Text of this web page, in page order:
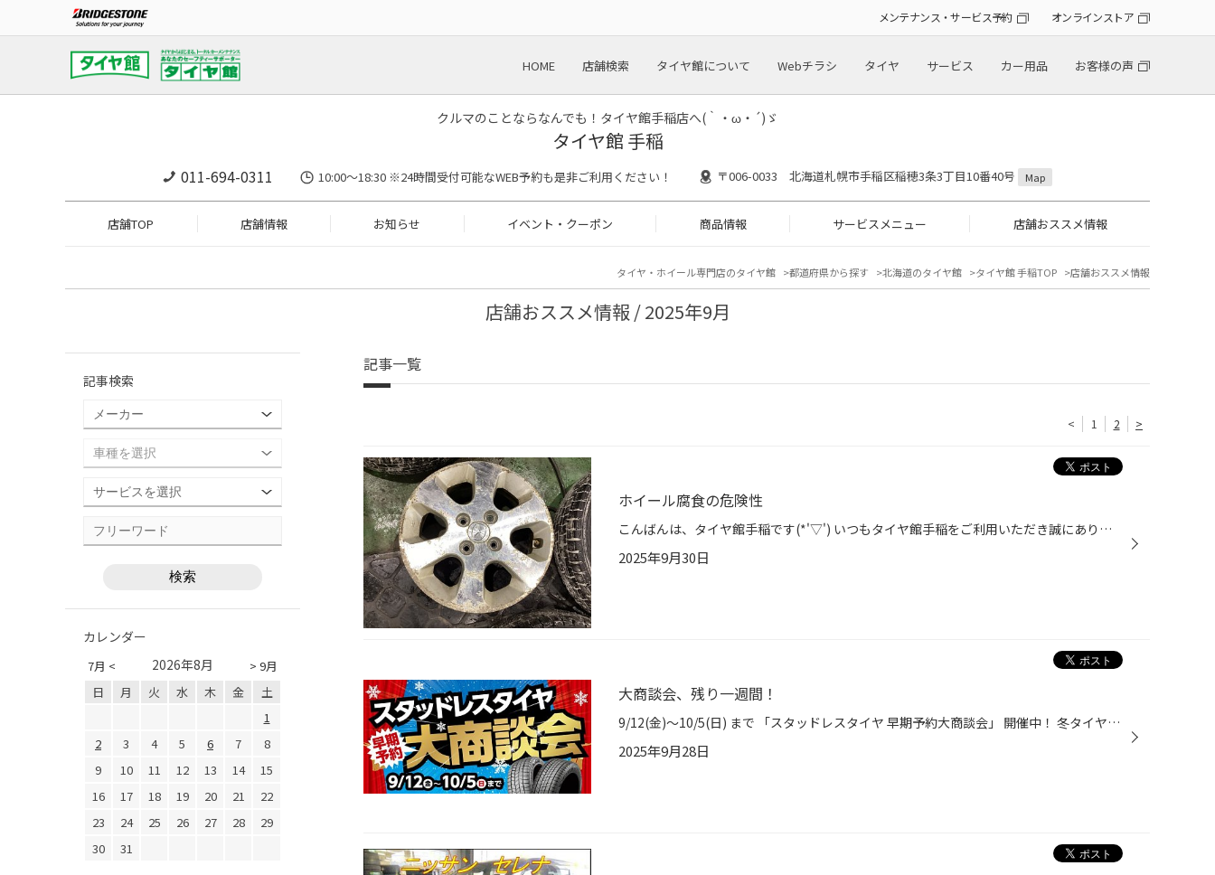
メンテナンス・サービス予約 オンラインストア
HOME 店舗検索 タイヤ館について Webチラシ タイヤ サービス カー用品 お客様の声
クルマのことならなんでも！タイヤ館手稲店へ(｀・ω・´)ゞ
タイヤ館 手稲
011-694-0311 10:00～18:30 ※24時間受付可能なWEB予約も是非ご利用ください！ 〒006-0033 北海道札幌市手稲区稲穂3条3丁目10番40号 Map
店舗TOP 店舗情報 お知らせ イベント・クーポン 商品情報 サービスメニュー 店舗おススメ情報
タイヤ・ホイール専門店のタイヤ館 都道府県から探す 北海道のタイヤ館 タイヤ館 手稲TOP 店舗おススメ情報
店舗おススメ情報 / 2025年9月
記事一覧
< 1 2 >
ホイール腐食の危険性
こんばんは、タイヤ館手稲です(*'▽') いつもタイヤ館手稲をご利用いただき誠にありがとうございます！ タイトルにも書いてありますが、、 皆様の車に装着している、ホイール腐食してしまっていないでしょうか？ ホイールが腐食していると何が起きてしまうか、皆様の想像つかない最悪の事態が起きて...
2025年9月30日
大商談会、残り一週間！
9/12(金)～10/5(日) まで 「スタッドレスタイヤ 早期予約大商談会」 開催中！ 冬タイヤの準備はお済でしょうか？？少し早いこの時期だからこそメリットが沢山♪・期間中お得なクーポンもご利用頂けます！・早期特典でお買得！・在庫も豊富！・事前予約で安心！などなど、今年は、ブリヂストンの最新...
2025年9月28日
記事検索
カレンダー
7月 < > 9月
2026年8月
日 月 火 水 木 金
土
1
2
3 4 5 6 7
8
9
10 11 12 13 14
15
16
17 18 19 20 21
22
23
24 25 26 27 28
29
30
31